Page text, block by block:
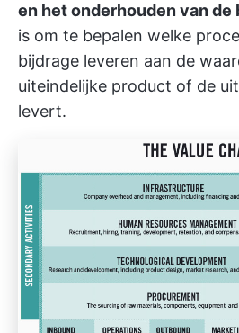
en het onderhouden van de
is om te bepalen welke
bijdrage leveren aan de
uiteindelijke product of de
levert.